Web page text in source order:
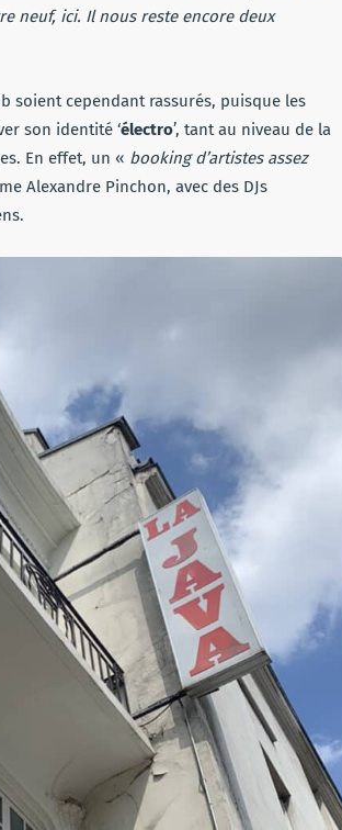
neuf, ici. Il nous reste encore deux
soient cependant rassurés, puisque les
son identité ‘électro’, tant au niveau de la
En effet, un « booking d’artistes assez
Alexandre Pinchon, avec des DJs